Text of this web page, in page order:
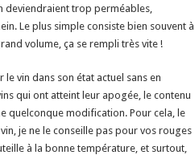
deviendraient trop perméables,
Le plus simple consiste bien souvent à
volume, ça se rempli très vite !
vin dans son état actuel sans en
qui ont atteint leur apogée, le contenu
quelconque modification. Pour cela, le
je ne le conseille pas pour vos rouges
à la bonne température, et surtout,